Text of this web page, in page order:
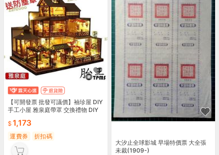
【可開發票 批發可議價】袖珍屋 DIY
手工小屋 雅泉庭帶罩 交換禮物 DIY
1,173
運費券
折扣碼
大汐止全球影城 早場特價票 大全張
未裁(1909-)